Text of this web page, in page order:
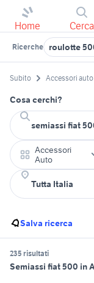
Home Cerca
Ricerche roulotte
Subito Accessori auto
Cosa cerchi?
Accessori
Auto
Salva ricerca
235 risultati
Semiassi fiat 500 in